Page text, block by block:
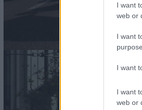
I want
web or
I want
I want
I want
web or